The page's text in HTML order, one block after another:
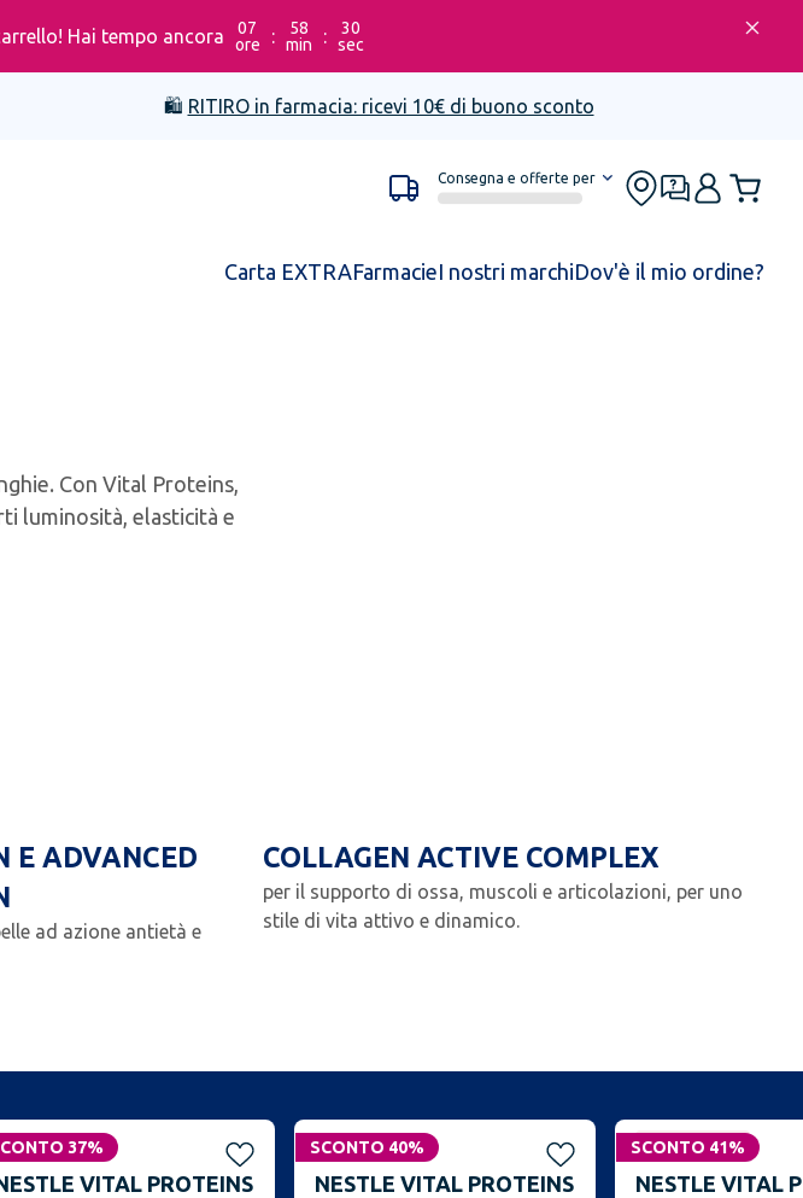
Hai tempo ancora
07
ore
:
58
min
:
30
sec
🛍️ RITIRO in farmacia: ricevi 10€ di buono sconto
Consegna e offerte per
Carta EXTRAFarmacieI nostri marchiDov'è il mio ordine?
Con Vital Proteins,
luminosità, elasticità e
E ADVANCED
ad azione antietà e
COLLAGEN ACTIVE COMPLEX
per il supporto di ossa, muscoli e articolazioni, per uno
stile di vita attivo e dinamico.
37%
VITAL PROTEINS
SCONTO 40%
NESTLE VITAL PROTEINS
SCONTO 41%
Non disponibile
NESTLE VITAL